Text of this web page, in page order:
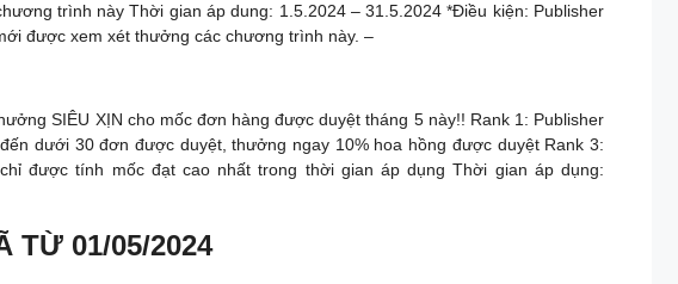
trình này Thời gian áp dung: 1.5.2024 – 31.5.2024 *Điều kiện: Publisher
được xem xét thưởng các chương trình này. –
SIÊU XỊN cho mốc đơn hàng được duyệt tháng 5 này!! Rank 1: Publisher
dưới 30 đơn được duyệt, thưởng ngay 10% hoa hồng được duyệt Rank 3:
được tính mốc đạt cao nhất trong thời gian áp dụng Thời gian áp dụng:
TỪ 01/05/2024